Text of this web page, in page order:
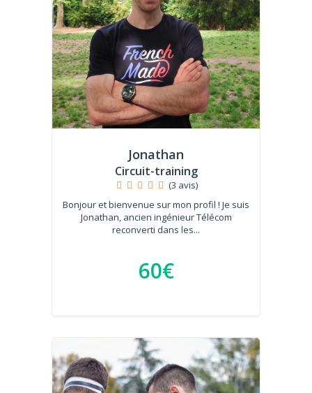
Jonathan
Circuit-training
(3 avis)
Bonjour et bienvenue sur mon profil ! Je suis
Jonathan, ancien ingénieur Télécom
reconverti dans les...
60€